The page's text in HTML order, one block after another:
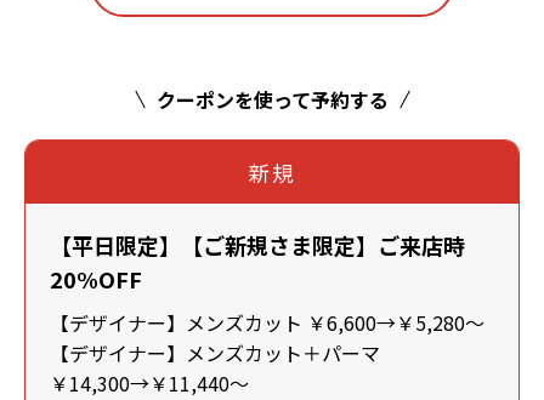
クーポンを使って予約する
新規
【平日限定】【ご新規さま限定】ご来店時
20%OFF
【デザイナー】メンズカット ￥6,600→￥5,280～
【デザイナー】メンズカット＋パーマ
￥14,300→￥11,440～